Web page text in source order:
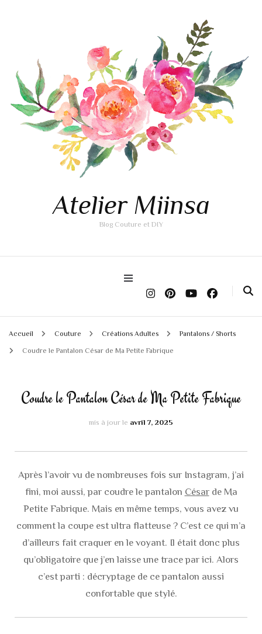
Atelier Miinsa
Blog Couture et DIY
Accueil Couture Créations Adultes Pantalons / Shorts
Coudre le Pantalon César de Ma Petite Fabrique
Coudre le Pantalon César de Ma Petite Fabrique
mis à jour le avril 7, 2025
Après l’avoir vu de nombreuses fois sur Instagram, j’ai
fini, moi aussi, par coudre le pantalon Césarde Ma
Petite Fabrique. Mais en même temps, vous avez vu
comment la coupe est ultra flatteuse ? C’est ce qui m’a
d’ailleurs fait craquer en le voyant. Il était donc plus
qu’obligatoire que j’en laisse une trace par ici. Alors
c’est parti : décryptage de ce pantalon aussi
confortable que stylé.